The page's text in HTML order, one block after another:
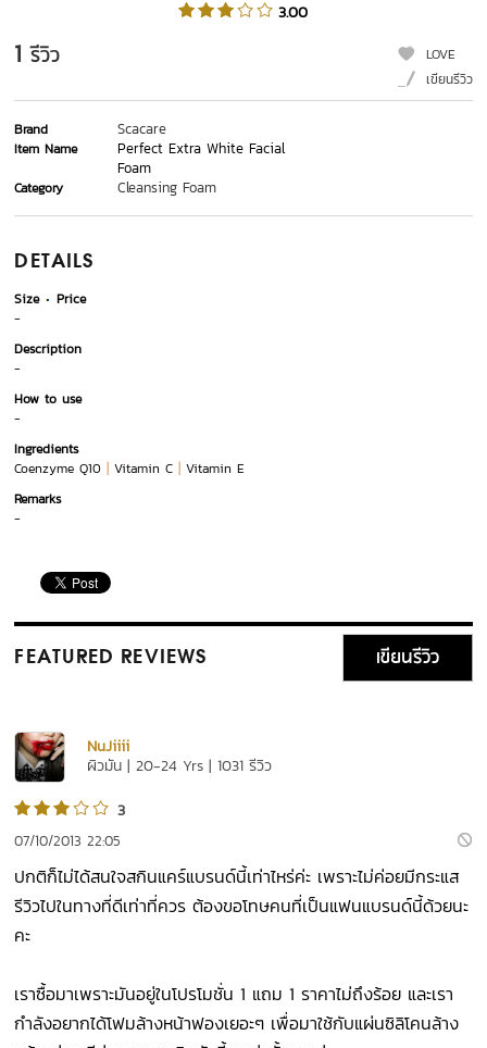
3.00
1 รีวิว
LOVE
เขียนรีวิว
Brand Scacare
Item Name
Perfect Extra White Facial
Foam
Category Cleansing Foam
DETAILS
Size
Price
-
Description
-
How to use
-
Ingredients
Coenzyme Q10| Vitamin C| Vitamin E
Remarks
-
FEATURED REVIEWS เขียนรีวิว
NuJiiii
ผิวมัน | 20-24 Yrs | 1031 รีวิว
3
07/10/2013 22:05
ปกติก็ไม่ได้สนใจสกินแคร์แบรนด์นี้เท่าไหร่ค่ะ เพราะไม่ค่อยมีกระแส
รีวิวไปในทางที่ดีเท่าที่ควร ต้องขอโทษคนที่เป็นแฟนแบรนด์นี้ด้วยนะ
คะ
เราซื้อมาเพราะมันอยู่ในโปรโมชั่น 1 แถม 1 ราคาไม่ถึงร้อย และเรา
กำลังอยากได้โฟมล้างหน้าฟองเยอะๆ เพื่อมาใช้กับแผ่นซิลิโคนล้าง